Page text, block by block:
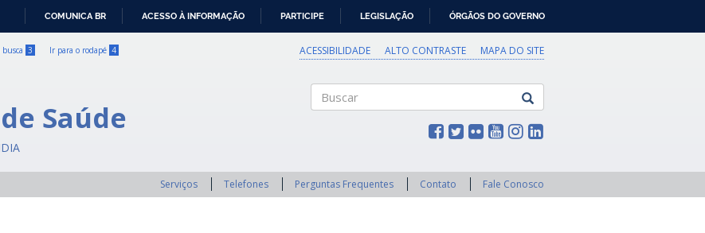
COMUNICA BR ACESSO À INFORMAÇÃO PARTICIPE LEGISLAÇÃO ÓRGÃOS DO GOVERNO
3 Ir para o rodapé 4 ACESSIBILIDADE ALTO CONTRASTE MAPA DO SITE
Saúde
Serviços Telefones Perguntas Frequentes Contato Fale Conosco